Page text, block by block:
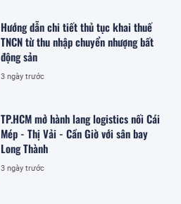
Hướng dẫn chi tiết thủ tục khai thuế
TNCN từ thu nhập chuyển nhượng bất
động sản
3 ngày trước
TP.HCM mở hành lang logistics nối Cái
Mép - Thị Vải - Cần Giờ với sân bay
Long Thành
3 ngày trước